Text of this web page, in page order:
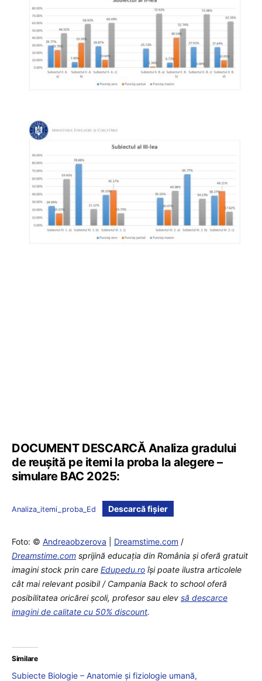
DOCUMENT DESCARCĂ Analiza gradului
de reușită pe itemi la proba la alegere –
simulare BAC 2025:
Analiza_itemi_proba_Ed Descarcă fișier
Foto: © Andreaobzerova Dreamstime.com /
Dreamstime.com sprijină educaţia din România şi oferă gratuit
imagini stock prin care Edupedu.ro îşi poate ilustra articolele
cât mai relevant posibil / Campania Back to school oferă
posibilitatea oricărei școli, profesor sau elev să descarce
imagini de calitate cu 50% discount.
Similare
Subiecte Biologie – Anatomie și fiziologie umană,